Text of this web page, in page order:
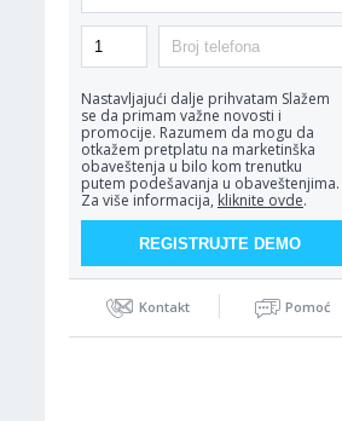
Nastavljajući dalje prihvatam Slažem
se da primam važne novosti i
promocije. Razumem da mogu da
otkažem pretplatu na marketinška
obaveštenja u bilo kom trenutku
putem podešavanja u obaveštenjima.
Za više informacija, kliknite ovde.
Kontakt Pomoć